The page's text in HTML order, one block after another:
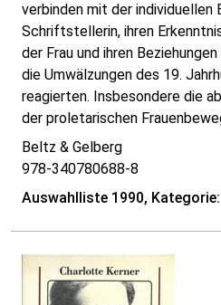
verbinden mit der individuellen
Schriftstellerin, ihren
der Frau und ihren
die Umwälzungen des 19.
reagierten. Insbesondere die
der proletarischen
Beltz & Gelberg
978-340780688-8
Auswahlliste 1990,